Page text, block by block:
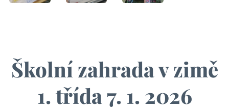
Školní zahrada v zimě
1. třída 7. 1. 2026